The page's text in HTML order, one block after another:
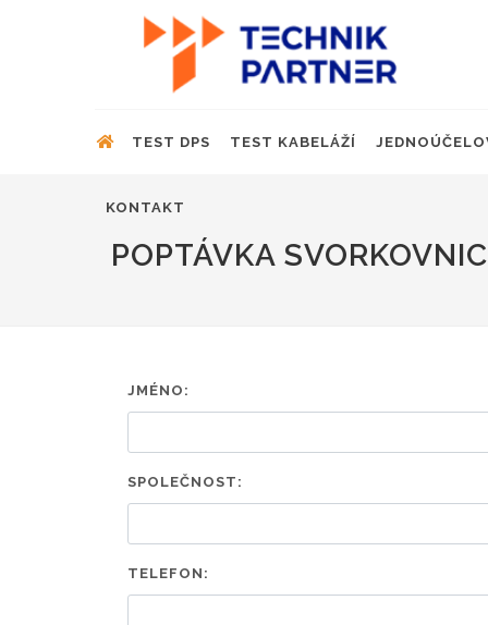
TEST DPS TEST KABELÁŽÍ
KONTAKT
POPTÁVKA
JMÉNO:
SPOLEČNOST:
TELEFON: